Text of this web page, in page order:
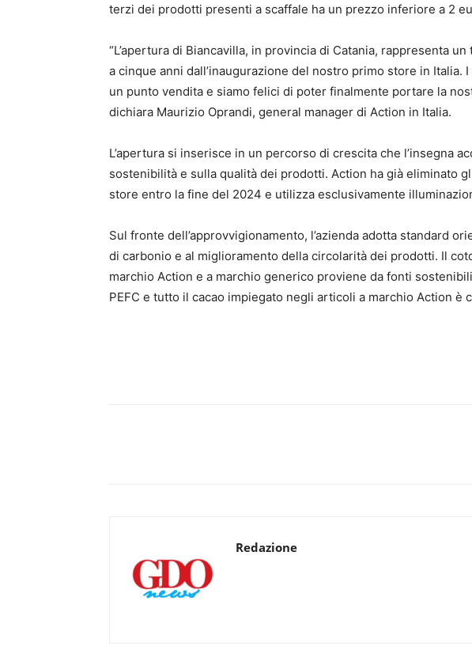
terzi dei prodotti presenti a scaffale ha un prezzo inferiore a 2
“L’apertura di Biancavilla, in provincia di Catania, rappresenta
a cinque anni dall’inaugurazione del nostro primo store in Italia.
un punto vendita e siamo felici di poter finalmente portare la
dichiara Maurizio Oprandi, general manager di Action in Italia.
L’apertura si inserisce in un percorso di crescita che l’insegna
sostenibilità e sulla qualità dei prodotti. Action ha già eliminato
store entro la fine del 2024 e utilizza esclusivamente
Sul fronte dell’approvvigionamento, l’azienda adotta standard
di carbonio e al miglioramento della circolarità dei prodotti. Il
marchio Action e a marchio generico proviene da fonti
PEFC e tutto il cacao impiegato negli articoli a marchio Action è
Redazione